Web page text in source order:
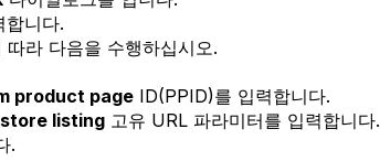
합니다.
라 다음을 수행하십시오.
product page ID(PPID)를 입력합니다.
listing 고유 URL 파라미터를 입력합니다.
.